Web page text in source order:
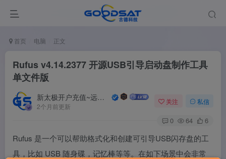
首页 电脑 正文
Rufus v4.14.2377 开源USB引导启动盘制作工具
单文件版
新太极开户充值~远程服务
2个月前更新
关注 私信
0 64 6
Rufus 是一个可以帮助格式化和创建可引导USB闪存盘的工
具，比如 USB 随身碟，记忆棒等等。在如下场景中会非常